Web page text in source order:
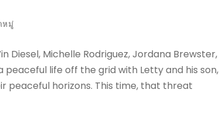
หมู่
Diesel, Michelle Rodriguez, Jordana Brewster,
peaceful life off the grid with Letty and his son,
peaceful horizons. This time, that threat